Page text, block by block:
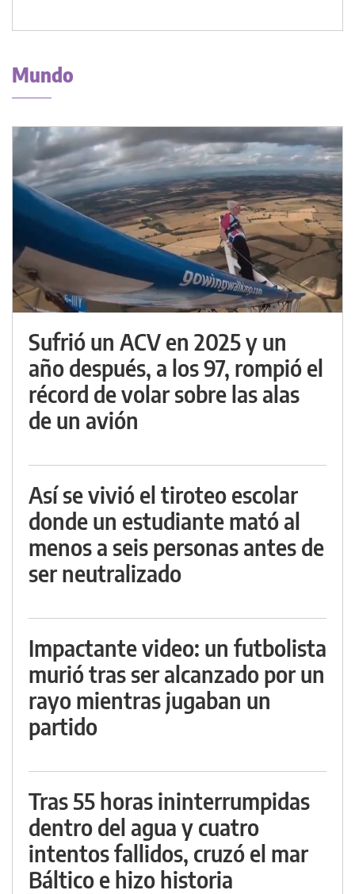
Mundo
Sufrió un ACV en 2025 y un
año después, a los 97, rompió el
récord de volar sobre las alas
de un avión
Así se vivió el tiroteo escolar
donde un estudiante mató al
menos a seis personas antes de
ser neutralizado
Impactante video: un futbolista
murió tras ser alcanzado por un
rayo mientras jugaban un
partido
Tras 55 horas ininterrumpidas
dentro del agua y cuatro
intentos fallidos, cruzó el mar
Báltico e hizo historia